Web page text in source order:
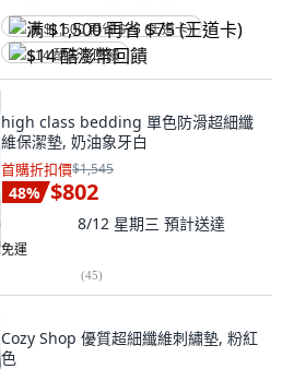
满 $1,500 再省 $75 (王道卡)
$14 酷澎幣回饋
high class bedding 單色防滑超細纖
維保潔墊, 奶油象牙白
首購折扣價$1,545
48% $802
8/12 星期三 預計送達
免運
(45)
Cozy Shop 優質超細纖維刺繡墊, 粉紅
色